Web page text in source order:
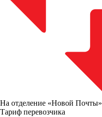
На отделение «Новой Почты»
Тариф перевозчика